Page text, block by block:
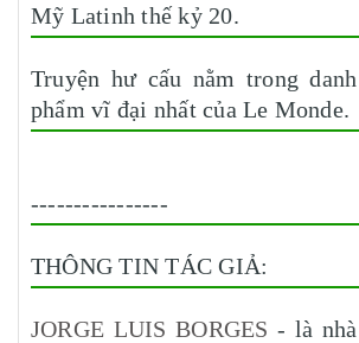
Mỹ Latinh thế kỷ 20.
Truyện hư cấu nằm trong
phẩm vĩ đại nhất của Le Monde.
----------------
THÔNG TIN TÁC GIẢ:
JORGE LUIS BORGES- là